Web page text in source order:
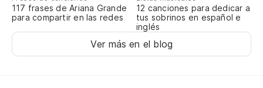
117 frases de Ariana Grande
para compartir en las redes
12 canciones para dedicar a
tus sobrinos en español e
inglés
Ver más en el blog